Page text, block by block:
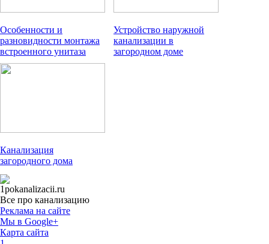
Особенности и
разновидности монтажа
встроенного унитаза
Устройство наружной
канализации в
загородном доме
Канализация
загородного дома
1pokanalizacii.ru
Все про канализацию
Реклама на сайте
Мы в Google+
Карта сайта